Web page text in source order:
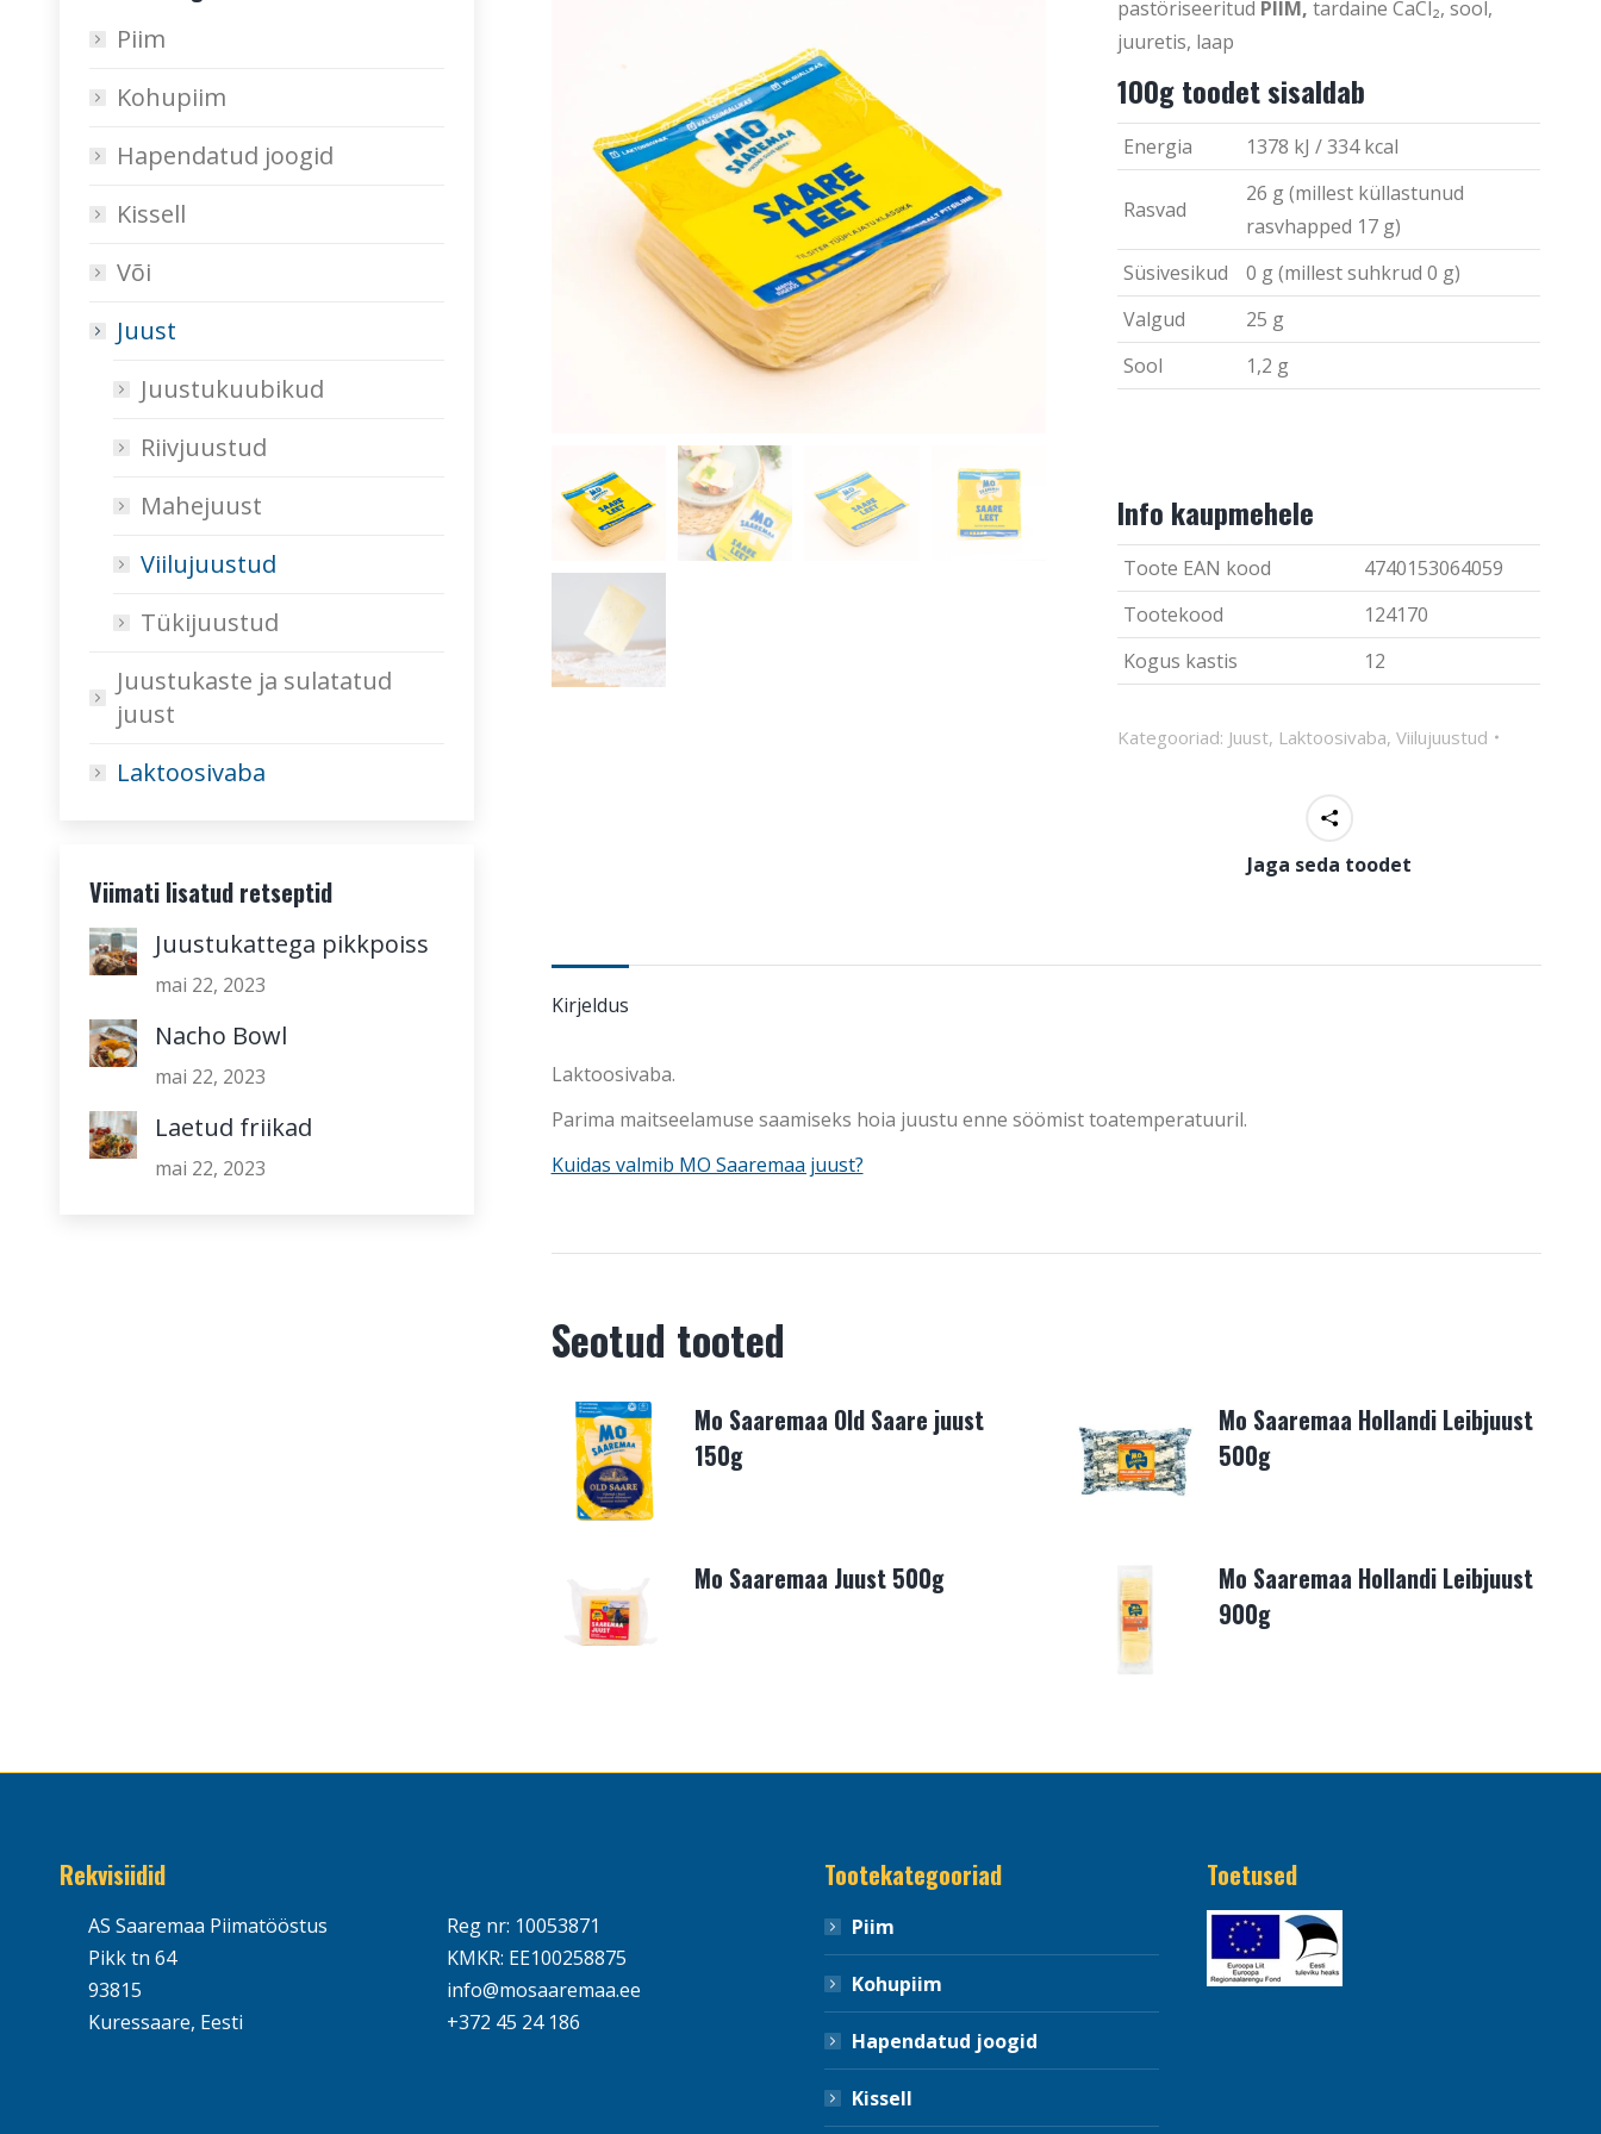
pastöriseeritud PIIM, tardaine CaCl₂, sool,
juuretis, laap
100g toodet sisaldab
Energia 1378 kJ / 334 kcal
Rasvad
26 g (millest küllastunud
rasvhapped 17 g)
Süsivesikud
0 g (millest suhkrud 0 g)
Valgud
25 g
Sool
1,2 g
Info kaupmehele
Toote EAN kood
4740153064059
Tootekood
124170
Kogus kastis
12
Kategooriad: Juust, Laktoosivaba,Viilujuustud
Jaga seda toodet
Kirjeldus
Laktoosivaba.
Parima maitseelamuse saamiseks hoia juustu enne söömist toatemperatuuril.
Kuidas valmib MO Saaremaa juust?
Seotud tooted
Mo Saaremaa Old Saare juust
150g
Mo Saaremaa Hollandi Leibjuust
500g
Mo Saaremaa Juust 500g
Mo Saaremaa Hollandi Leibjuust
900g
Piim
Kohupiim
Hapendatud joogid
Kissell
Või
Juust
Juustukuubikud
Riivjuustud
Mahejuust
Viilujuustud
Tükijuustud
Juustukaste ja sulatatud
juust
Laktoosivaba
Viimati lisatud retseptid
Juustukattega pikkpoiss
mai 22, 2023
Nacho Bowl
mai 22, 2023
Laetud friikad
mai 22, 2023
Rekvisiidid
AS Saaremaa Piimatööstus
Pikk tn 64
93815
Kuressaare, Eesti
Reg nr: 10053871
KMKR: EE100258875
info@mosaaremaa.ee
+372 45 24 186
Tootekategooriad
Piim
Kohupiim
Hapendatud joogid
Kissell
Toetused